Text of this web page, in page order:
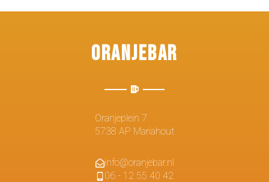
Oranjebar
Oranjeplein 7
5738 AP Mariahout
info@oranjebar.nl
06 - 12 55 40 42